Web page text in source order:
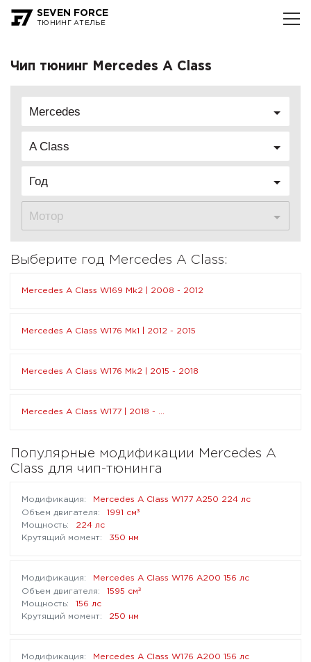
SEVEN FORCE
ТЮНИНГ АТЕЛЬЕ
Чип тюнинг Mercedes A Class
Mercedes
A Class
Год
Мотор
Выберите год Mercedes A Class:
Mercedes A Class W169 Mk2 | 2008 - 2012
Mercedes A Class W176 Mk1 | 2012 - 2015
Mercedes A Class W176 Mk2 | 2015 - 2018
Mercedes A Class W177 | 2018 - ...
Популярные модификации Mercedes A
Class для чип-тюнинга
Mercedes A Class W177 A250 224 лс
1991 см³
224 лс
350 нм
Mercedes A Class W176 A200 156 лс
1595 см³
156 лс
250 нм
Mercedes A Class W176 A200 156 лс